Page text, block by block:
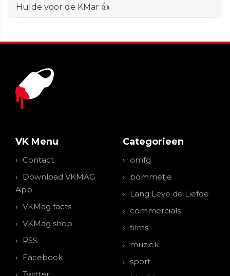
Hulde voor de KMar 👍
VK Menu
Contact
Download VKMAG
App
VKMag facts
VKMag shop
RSS
Facebook
Categorieen
omfg
bommetje
Lang Leve de Liefde
commercials
films
muziek
sport